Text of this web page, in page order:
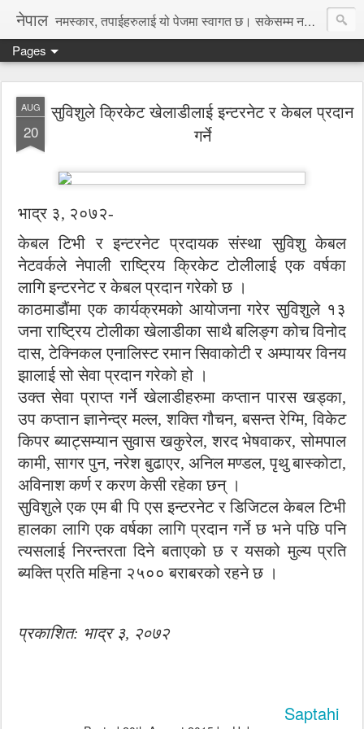
नेपाल नमस्कार, तपाईहरुलाई यो पेजमा स्वागत छ। सकेसम्म नया तथा रोचक जानकारी, समाचार पस्कने छु।
Pages
AUG
20
सुविशुले क्रिकेट खेलाडीलाई इन्टरनेट र केबल प्रदान
गर्ने
भाद्र ३, २०७२-
केबल टिभी र इन्टरनेट प्रदायक संस्था सुविशु केबल
नेटवर्कले नेपाली राष्ट्रिय क्रिकेट टोलीलाई एक वर्षका
लागि इन्टरनेट र केबल प्रदान गरेको छ ।
काठमाडौंमा एक कार्यक्रमको आयोजना गरेर सुविशुले १३
जना राष्ट्रिय टोलीका खेलाडीका साथै बलिङ्ग कोच विनोद
दास, टेक्निकल एनालिस्ट रमान सिवाकोटी र अम्पायर विनय
झालाई सो सेवा प्रदान गरेको हो ।
उक्त सेवा प्राप्त गर्ने खेलाडीहरुमा कप्तान पारस खड्का,
उप कप्तान ज्ञानेन्द्र मल्ल, शक्ति गौचन, बसन्त रेग्मि, विकेट
किपर ब्याट्सम्यान सुवास खकुरेल, शरद भेषवाकर, सोमपाल
कामी, सागर पुन, नरेश बुढाएर, अनिल मण्डल, पृथु बास्कोटा,
अविनाश कर्ण र करण केसी रहेका छन् ।
सुविशुले एक एम बी पि एस इन्टरनेट र डिजिटल केबल टिभी
हालका लागि एक वर्षका लागि प्रदान गर्ने छ भने पछि पनि
त्यसलाई निरन्तरता दिने बताएको छ र यसको मुल्य प्रति
ब्यक्ति प्रति महिना २५०० बराबरको रहने छ ।
प्रकाशित: भाद्र ३, २०७२
Saptahi